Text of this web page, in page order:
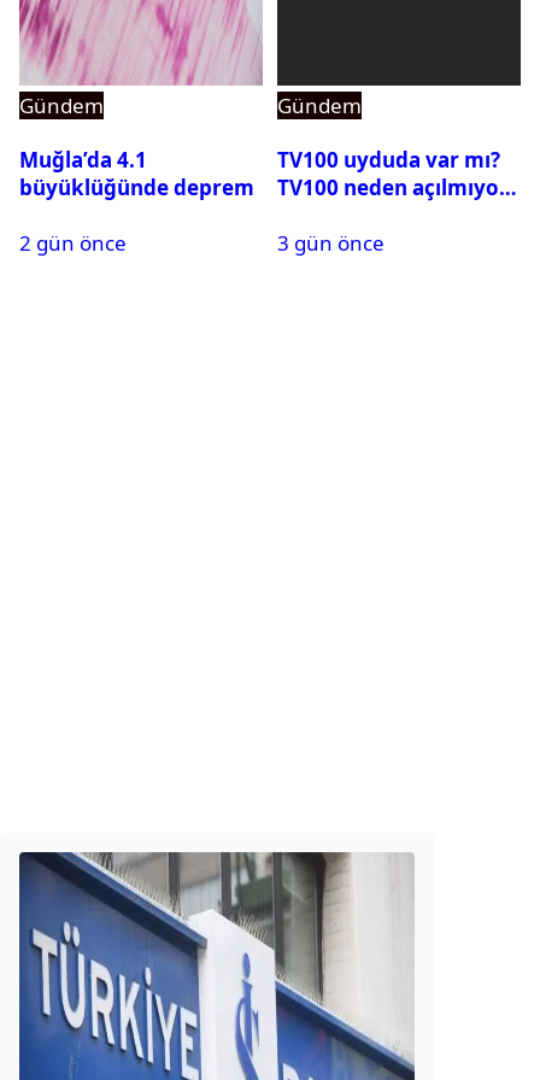
Gündem
Muğla’da 4.1
büyüklüğünde deprem
2 gün önce
Gündem
TV100 uyduda var mı?
TV100 neden açılmıyor?
3 gün önce